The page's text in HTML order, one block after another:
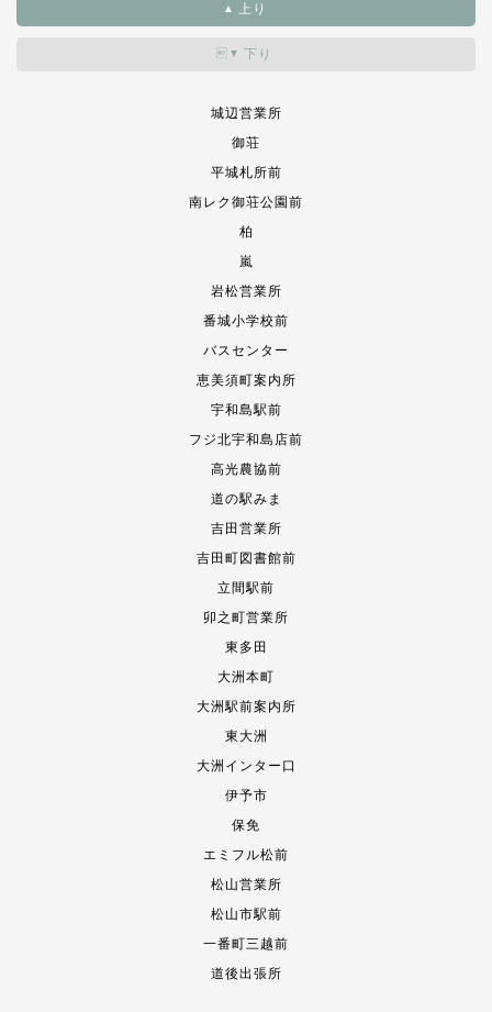
▲ 上り
▼ 下り
城辺営業所
御荘
平城札所前
南レク御荘公園前
柏
嵐
岩松営業所
番城小学校前
バスセンター
恵美須町案内所
宇和島駅前
フジ北宇和島店前
高光農協前
道の駅みま
吉田営業所
吉田町図書館前
立間駅前
卯之町営業所
東多田
大洲本町
大洲駅前案内所
東大洲
大洲インター口
伊予市
保免
エミフル松前
松山営業所
松山市駅前
一番町三越前
道後出張所